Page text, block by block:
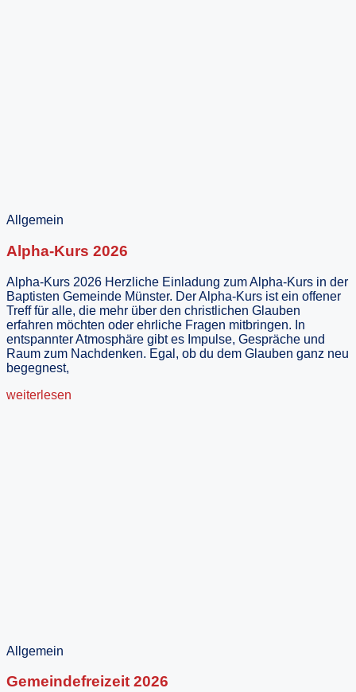
Allgemein
Alpha-Kurs 2026
Alpha-Kurs 2026 Herzliche Einladung zum Alpha-Kurs in der
Baptisten Gemeinde Münster. Der Alpha-Kurs ist ein offener
Treff für alle, die mehr über den christlichen Glauben
erfahren möchten oder ehrliche Fragen mitbringen. In
entspannter Atmosphäre gibt es Impulse, Gespräche und
Raum zum Nachdenken. Egal, ob du dem Glauben ganz neu
begegnest,
weiterlesen
Allgemein
Gemeindefreizeit 2026